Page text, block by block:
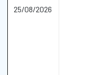
25/08/2026